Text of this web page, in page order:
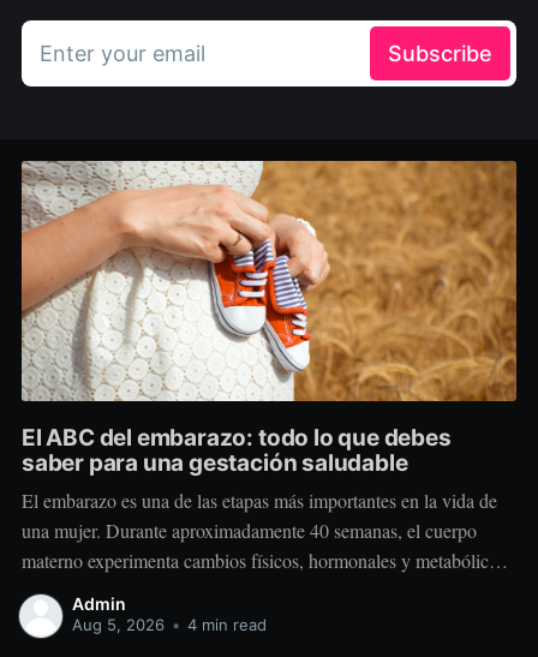
Enter your email Subscribe
El ABC del embarazo: todo lo que debes
saber para una gestación saludable
El embarazo es una de las etapas más importantes en la vida de
una mujer. Durante aproximadamente 40 semanas, el cuerpo
materno experimenta cambios físicos, hormonales y metabólicos
extraordinarios para crear y sostener una nueva vida. Más allá de
“comer por dos”, el embarazo requiere comer mejor, nutrir
Admin
Aug 5, 2026 • 4 min read